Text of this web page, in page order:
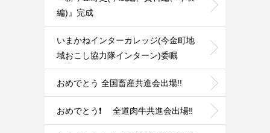
編)』完成
いまかねインターカレッジ(今金町地
域おこし協力隊インターン)委嘱
おめでとう 全国畜産共進会出場!!
おめでとう❗ 全道肉牛共進会出場‼️